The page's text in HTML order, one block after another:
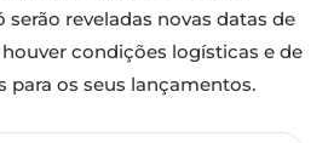
serão reveladas novas datas de
condições logísticas e de
para os seus lançamentos.